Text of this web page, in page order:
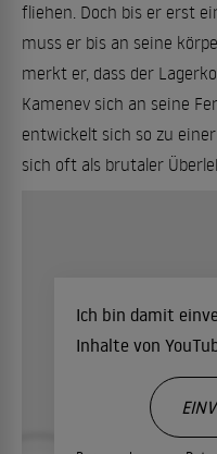
fliehen. Doch bis er erst
muss er bis an seine
merkt er, dass der
Kamenev sich an seine
entwickelt sich so zu
sich oft als brutaler
Ich bin damit
Inhalte von